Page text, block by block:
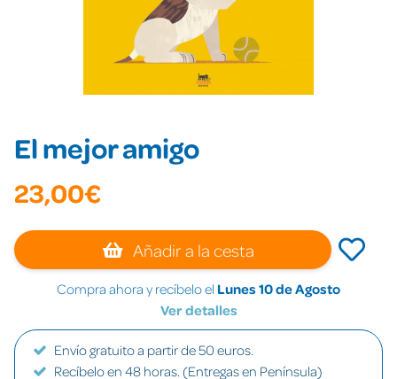
El mejor amigo
23,00€
Añadir a la cesta
Compra ahora y recíbelo el Lunes 10 de Agosto
Ver detalles
Envío gratuito a partir de 50 euros.
Recíbelo en 48 horas. (Entregas en Península)